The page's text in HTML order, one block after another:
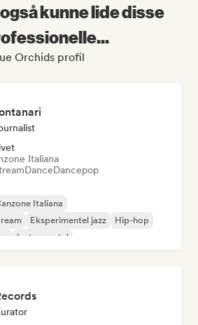
kunne lide disse
Orchids profil
Italiana
DanceDancepop
Italiana
Eksperimentel jazz
Hip-hop
Instrumental